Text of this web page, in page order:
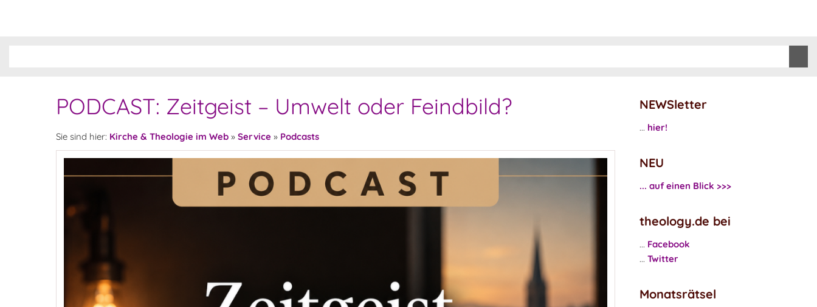
PODCAST: Zeitgeist – Umwelt oder Feindbild?
Sie sind hier: Kirche & Theologie im Web » Service » Podcasts
NEWSletter
... hier!
NEU
... auf einen Blick >>>
theology.de bei
... Facebook
... Twitter
Monatsrätsel